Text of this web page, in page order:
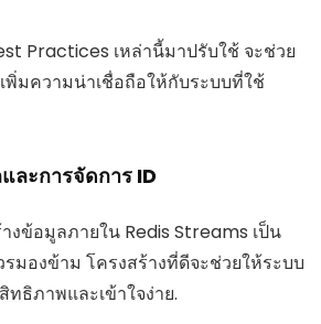
Practices เหล่านี้มาปรับใช้ จะช่วย
มความน่าเชื่อถือให้กับระบบที่ใช้
ละการจัดการ ID
งข้อมูลภายใน Redis Streams เป็น
องข้าม โครงสร้างที่ดีจะช่วยให้ระบบ
ธิภาพและเข้าใจง่าย.